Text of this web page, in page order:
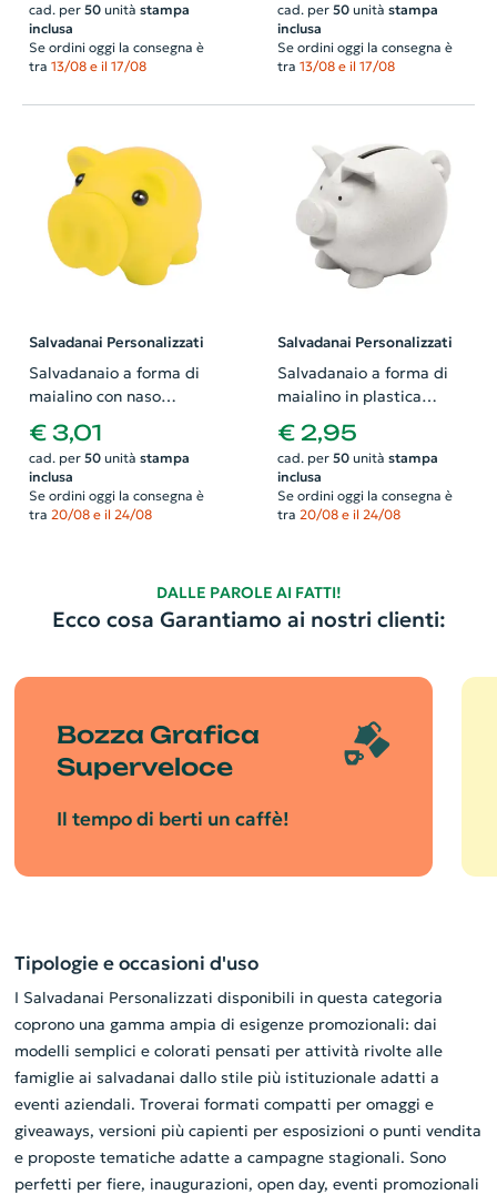
cad. per 50unità stampa
inclusa
Se ordini oggi la consegna è
tra 13/08 e il 17/08
cad. per 50unità stampa
inclusa
Se ordini oggi la consegna è
tra 13/08 e il 17/08
Salvadanai Personalizzati
Salvadanaio a forma di
maialino con naso
smontabile
€ 3,01
cad. per 50unità stampa
inclusa
Se ordini oggi la consegna è
tra 20/08 e il 24/08
Salvadanai Personalizzati
Salvadanaio a forma di
maialino in plastica
ecologica
€ 2,95
cad. per 50unità stampa
inclusa
Se ordini oggi la consegna è
tra 20/08 e il 24/08
DALLE PAROLE AI FATTI!
Ecco cosa Garantiamo ai nostri clienti:
Bozza Grafica
Superveloce
Il tempo di berti un caffè!
Tipologie e occasioni d'uso
I Salvadanai Personalizzati disponibili in questa categoria
coprono una gamma ampia di esigenze promozionali: dai
modelli semplici e colorati pensati per attività rivolte alle
famiglie ai salvadanai dallo stile più istituzionale adatti a
eventi aziendali. Troverai formati compatti per omaggi e
giveaways, versioni più capienti per esposizioni o punti vendita
e proposte tematiche adatte a campagne stagionali. Sono
perfetti per fiere, inaugurazioni, open day, eventi promozionali